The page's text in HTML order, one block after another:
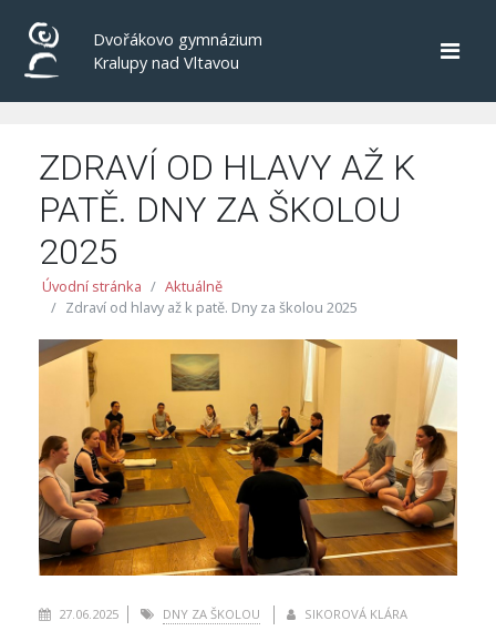
Dvořákovo gymnázium
Kralupy nad Vltavou
ZDRAVÍ OD HLAVY AŽ K
PATĚ. DNY ZA ŠKOLOU
2025
Úvodní stránka
Aktuálně
Zdraví od hlavy až k patě. Dny za školou 2025
27.06.2025 DNY ZA ŠKOLOU SIKOROVÁ KLÁRA